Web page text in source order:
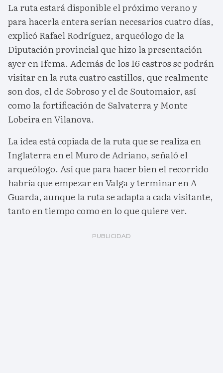
La ruta estará disponible el próximo verano y
para hacerla entera serían necesarios cuatro días,
explicó Rafael Rodríguez, arqueólogo de la
Diputación provincial que hizo la presentación
ayer en Ifema. Además de los 16 castros se podrán
visitar en la ruta cuatro castillos, que realmente
son dos, el de Sobroso y el de Soutomaior, así
como la fortificación de Salvaterra y Monte
Lobeira en Vilanova.
La idea está copiada de la ruta que se realiza en
Inglaterra en el Muro de Adriano, señaló el
arqueólogo. Así que para hacer bien el recorrido
habría que empezar en Valga y terminar en A
Guarda, aunque la ruta se adapta a cada visitante,
tanto en tiempo como en lo que quiere ver.